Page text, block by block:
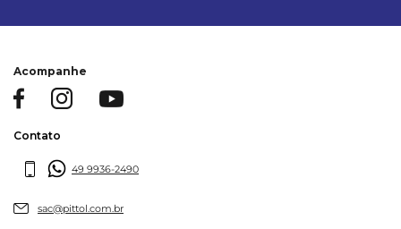
Acompanhe
Contato
49 9936-2490
sac@pittol.com.br